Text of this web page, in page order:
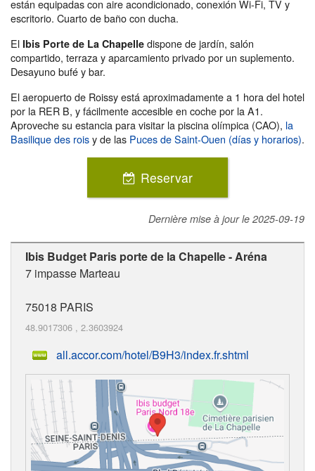
están equipadas con aire acondicionado, conexión Wi-Fi, TV y
escritorio. Cuarto de baño con ducha.
El Ibis Porte de La Chapelle dispone de jardín, salón
compartido, terraza y aparcamiento privado por un suplemento.
Desayuno bufé y bar.
El aeropuerto de Roissy está aproximadamente a 1 hora del hotel
por la RER B, y fácilmente accesible en coche por la A1.
Aproveche su estancia para visitar la piscina olímpica (CAO), la
Basilique des roisy de las Puces de Saint-Ouen (días y horarios).
Reservar
Dernière mise à jour le 2025-09-19
Ibis Budget Paris porte de la Chapelle - Aréna
7 impasse Marteau
75018 PARIS
48.9017306 , 2.3603924
all.accor.com/hotel/B9H3/index.fr.shtml